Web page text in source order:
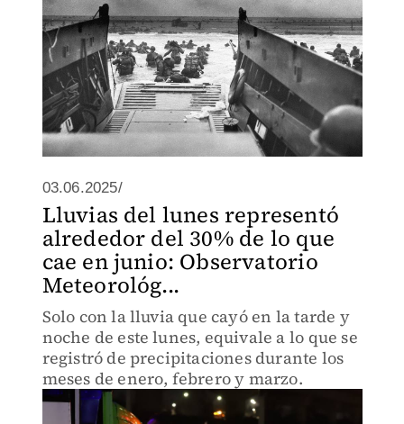
03.06.2025/
Lluvias del lunes representó
alrededor del 30% de lo que
cae en junio: Observatorio
Meteorológ...
Solo con la lluvia que cayó en la tarde y
noche de este lunes, equivale a lo que se
registró de precipitaciones durante los
meses de enero, febrero y marzo.